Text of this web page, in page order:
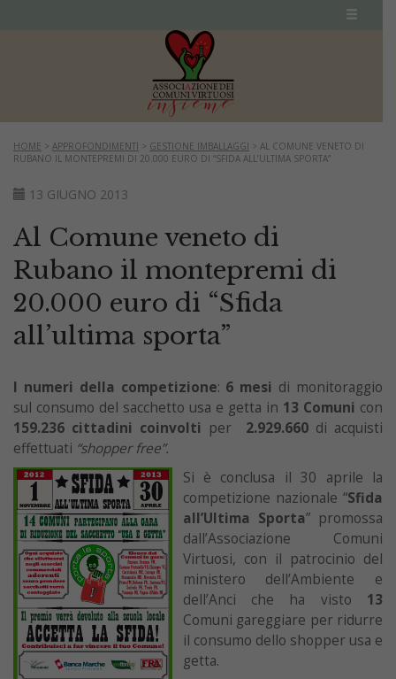
HOME > APPROFONDIMENTI > GESTIONE IMBALLAGGI > AL COMUNE VENETO DI
RUBANO IL MONTEPREMI DI 20.000 EURO DI “SFIDA ALL’ULTIMA SPORTA”
13 GIUGNO 2013
Al Comune veneto di
Rubano il montepremi di
20.000 euro di “Sfida
all’ultima sporta”
I numeri della competizione: 6 mesi di monitoraggio
sul consumo del sacchetto usa e getta in 13 Comuni con
159.236 cittadini coinvolti per 2.929.660 di acquisti
effettuati “shopper free”.
Si è conclusa il 30 aprile la
competizione nazionale “Sfida
all’Ultima Sporta” promossa
dall’Associazione Comuni
Virtuosi, con il patrocinio del
ministero dell’Ambiente e
dell’Anci che ha visto 13
Comuni gareggiare per ridurre
il consumo dello shopper usa e
getta.